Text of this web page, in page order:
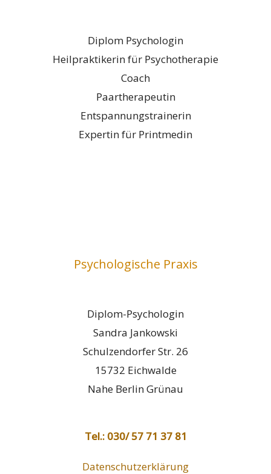
Diplom Psychologin
Heilpraktikerin für Psychotherapie
Coach
Paartherapeutin
Entspannungstrainerin
Expertin für Printmedin
Psychologische Praxis
Diplom-Psychologin
Sandra Jankowski
Schulzendorfer Str. 26
15732 Eichwalde
Nahe Berlin Grünau
Tel.: 030/ 57 71 37 81
Datenschutzerklärung